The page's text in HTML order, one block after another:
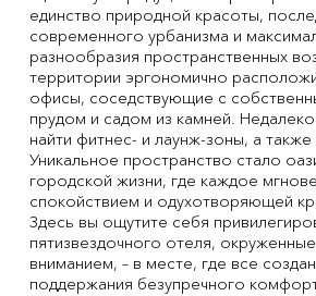
единство природной красоты,
современного урбанизма и
разнообразия пространственных
территории эргономично
офисы, соседствующие с
прудом и садом из камней.
найти фитнес- и лаунж-зоны, а
Уникальное пространство стало
городской жизни, где каждое
спокойствием и одухотворяющей
Здесь вы ощутите себя
пятизвездочного отеля,
вниманием, – в месте, где все
поддержания безупречного